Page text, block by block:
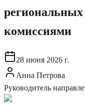
комиссиями
28 июня 2026 г.
Анна Петрова
Руководитель